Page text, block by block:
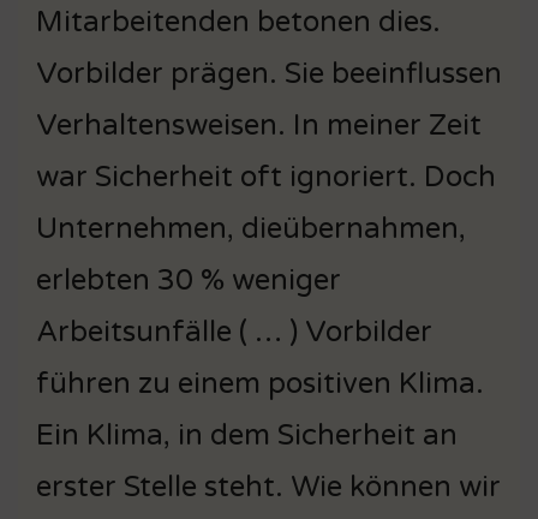
Mitarbeitenden betonen dies.
Vorbilder prägen. Sie beeinflussen
Verhaltensweisen. In meiner Zeit
war Sicherheit oft ignoriert. Doch
Unternehmen, dieübernahmen,
erlebten 30 % weniger
Arbeitsunfälle ( … ) Vorbilder
führen zu einem positiven Klima.
Ein Klima, in dem Sicherheit an
erster Stelle steht. Wie können wir